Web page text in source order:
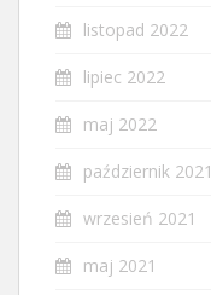
listopad 2022
lipiec 2022
maj 2022
październik 2021
wrzesień 2021
maj 2021